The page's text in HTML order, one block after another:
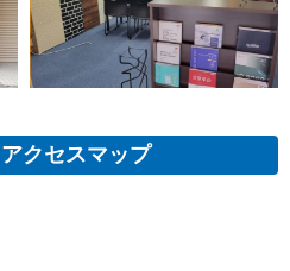
クセスマップ